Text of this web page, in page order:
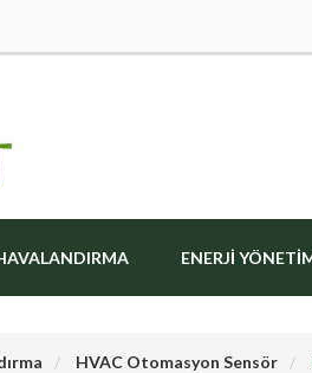
ENERJI
HVAC Otomasyon Sensör